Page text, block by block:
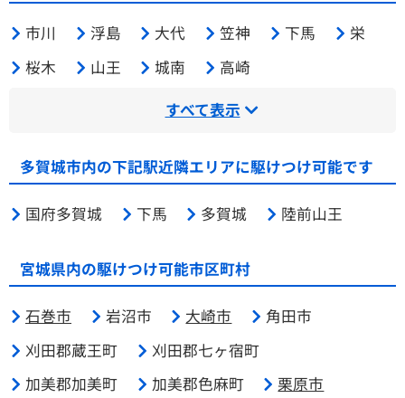
市川 浮島 大代 笠神 下馬
栄
桜木
山王 城南
高崎
すべて表示
多賀城市内の下記駅近隣エリアに駆けつけ可能です
国府多賀城 下馬 多賀城 陸前山王
宮城県内の駆けつけ可能市区町村
石巻市 岩沼市 大崎市
角田市
刈田郡蔵王町
刈田郡七ヶ宿町
加美郡加美町
加美郡色麻町
栗原市